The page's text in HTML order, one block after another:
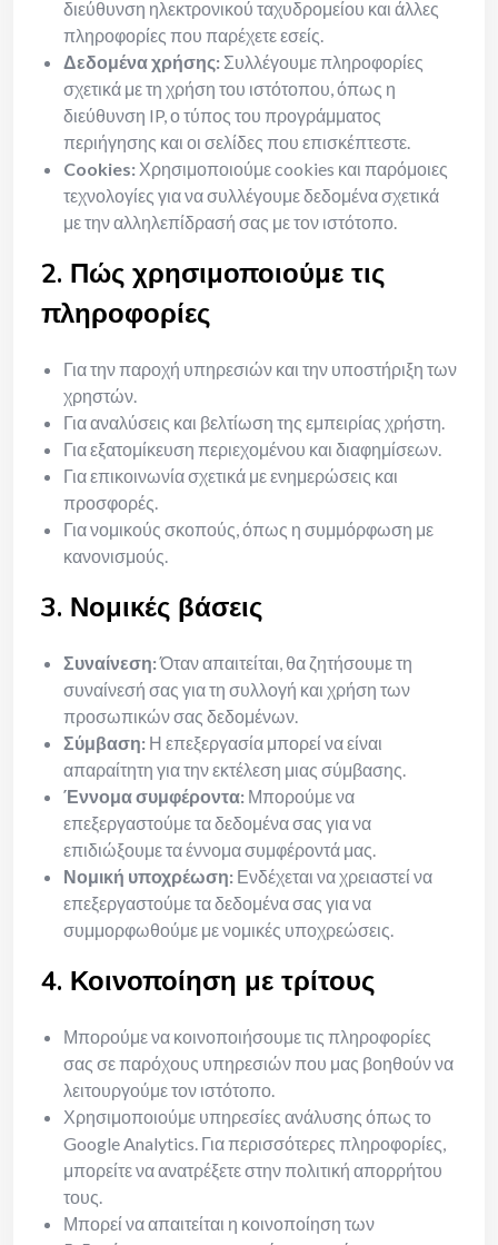
διεύθυνση ηλεκτρονικού ταχυδρομείου και άλλες
πληροφορίες που παρέχετε εσείς.
Δεδομένα χρήσης: Συλλέγουμε πληροφορίες
σχετικά με τη χρήση του ιστότοπου, όπως η
διεύθυνση IP, ο τύπος του προγράμματος
περιήγησης και οι σελίδες που επισκέπτεστε.
Cookies: Χρησιμοποιούμε cookies και παρόμοιες
τεχνολογίες για να συλλέγουμε δεδομένα σχετικά
με την αλληλεπίδρασή σας με τον ιστότοπο.
2. Πώς χρησιμοποιούμε τις
πληροφορίες
Για την παροχή υπηρεσιών και την υποστήριξη των
χρηστών.
Για αναλύσεις και βελτίωση της εμπειρίας χρήστη.
Για εξατομίκευση περιεχομένου και διαφημίσεων.
Για επικοινωνία σχετικά με ενημερώσεις και
προσφορές.
Για νομικούς σκοπούς, όπως η συμμόρφωση με
κανονισμούς.
3. Νομικές βάσεις
Συναίνεση:Όταν απαιτείται, θα ζητήσουμε τη
συναίνεσή σας για τη συλλογή και χρήση των
προσωπικών σας δεδομένων.
Σύμβαση: Η επεξεργασία μπορεί να είναι
απαραίτητη για την εκτέλεση μιας σύμβασης.
Έννομα συμφέροντα: Μπορούμε να
επεξεργαστούμε τα δεδομένα σας για να
επιδιώξουμε τα έννομα συμφέροντά μας.
Νομική υποχρέωση: Ενδέχεται να χρειαστεί να
επεξεργαστούμε τα δεδομένα σας για να
συμμορφωθούμε με νομικές υποχρεώσεις.
4. Κοινοποίηση με τρίτους
Μπορούμε να κοινοποιήσουμε τις πληροφορίες
σας σε παρόχους υπηρεσιών που μας βοηθούν να
λειτουργούμε τον ιστότοπο.
Χρησιμοποιούμε υπηρεσίες ανάλυσης όπως το
Google Analytics. Για περισσότερες πληροφορίες,
μπορείτε να ανατρέξετε στην πολιτική απορρήτου
τους.
Μπορεί να απαιτείται η κοινοποίηση των